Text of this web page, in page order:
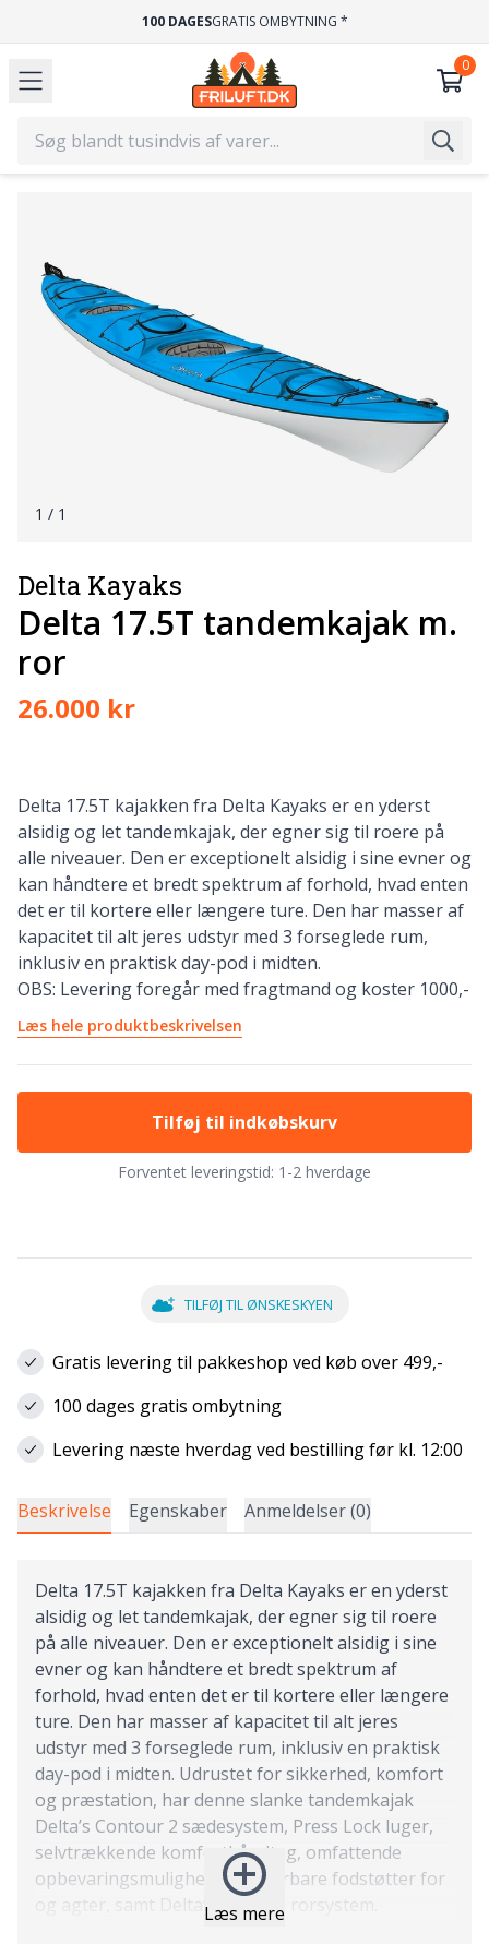
100 DAGESGRATIS OMBYTNING *
1 / 1
Delta Kayaks
Delta 17.5T tandemkajak m.
ror
26.000 kr
Delta 17.5T kajakken fra Delta Kayaks er en yderst
alsidig og let tandemkajak, der egner sig til roere på
alle niveauer. Den er exceptionelt alsidig i sine evner og
kan håndtere et bredt spektrum af forhold, hvad enten
det er til kortere eller længere ture. Den har masser af
kapacitet til alt jeres udstyr med 3 forseglede rum,
inklusiv en praktisk day-pod i midten.
OBS: Levering foregår med fragtmand og koster 1000,-
Læs hele produktbeskrivelsen
Tilføj til indkøbskurv
Forventet leveringstid: 1-2 hverdage
TILFØJ TIL ØNSKESKYEN
Gratis levering til pakkeshop ved køb over 499,-
100 dages gratis ombytning
Levering næste hverdag ved bestilling før kl. 12:00
Beskrivelse Egenskaber Anmeldelser (0)
Læs mere
Delta 17.5T kajakken fra Delta Kayaks er en yderst
alsidig og let tandemkajak, der egner sig til roere
på alle niveauer. Den er exceptionelt alsidig i sine
evner og kan håndtere et bredt spektrum af
forhold, hvad enten det er til kortere eller længere
ture. Den har masser af kapacitet til alt jeres
udstyr med 3 forseglede rum, inklusiv en praktisk
day-pod i midten. Udrustet for sikkerhed, komfort
og præstation, har denne slanke tandemkajak
Delta’s Contour 2 sædesystem, Press Lock luger,
selvtrækkende komforthåndtag, omfattende
opbevaringsmuligheder, justerbare fodstøtter for
og agter, samt Delta’s intuitive rorsystem.